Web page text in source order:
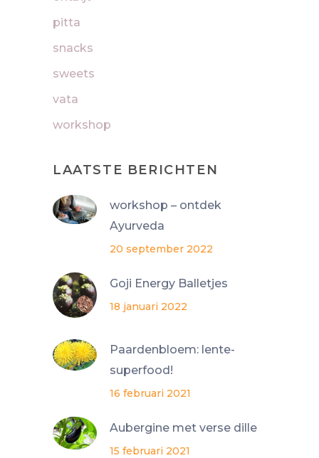
pitta
snacks
sweets
vata
workshop
LAATSTE BERICHTEN
workshop – ontdek
Ayurveda
20 september 2022
Goji Energy Balletjes
18 januari 2022
Paardenbloem: lente-
superfood!
16 februari 2021
Aubergine met verse dille
15 februari 2021